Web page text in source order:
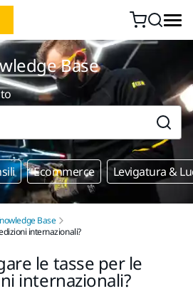
Base
Ecommerce Levigatura &
Base
internazionali?
le tasse per le
internazionali?